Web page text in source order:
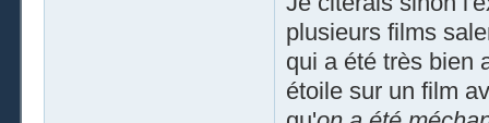
plusieurs films
qui a été très bien
étoile sur un film